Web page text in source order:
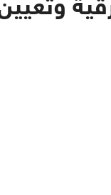
قاضيا في وزارة